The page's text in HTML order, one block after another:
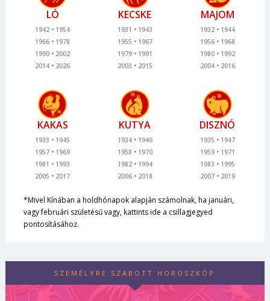
LÓ
1942
1954
1966
1978
1990
2002
2014
2026
KECSKE
1931
1943
1955
1967
1979
1991
2003
2015
MAJOM
1932
1944
1956
1968
1980
1992
2004
2016
KAKAS
1933
1945
1957
1969
1981
1993
2005
2017
KUTYA
1934
1946
1958
1970
1982
1994
2006
2018
DISZNÓ
1935
1947
1959
1971
1983
1995
2007
2019
*Mivel Kínában a holdhónapok alapján számolnak, ha januári,
vagy februári születésű vagy, kattints ide a csillagjegyed
pontosításához.
SZEMÉLYRE SZABOTT HOROSZKÓP